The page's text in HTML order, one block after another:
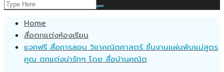
Home
สื่อตกแต่งห้องเรียน
แจกฟรี สื่อการสอน วิชาคณิตศาสตร์ ชิ้นงานแผ่นพับแม่สูตร
คูณ ตกแต่งน่ารักๆ โดย สื่อบ้านคณิต